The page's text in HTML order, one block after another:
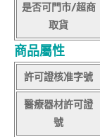
是否可門市/超商
取貨
商品屬性
許可證核准字號
醫療器材許可證
號